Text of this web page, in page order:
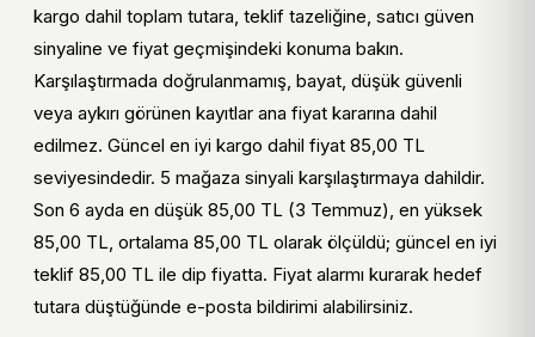
Krit
er
Cata CT-4079 7 W E14 LED Ampul için
kontrol noktası
Fiya
t
Cata CT-4079 7 W E14 LED Ampul için en
düşük teklif, kargo dahil toplam tutar ve son
güncelleme zamanı birlikte incelenir.
Ürü
Cata CT-4079 7 W E14 LED Ampul model adı,
kargo dahil toplam tutara, teklif tazeliğine, satıcı güven
sinyaline ve fiyat geçmişindeki konuma bakın.
Karşılaştırmada doğrulanmamış, bayat, düşük güvenli
veya aykırı görünen kayıtlar ana fiyat kararına dahil
edilmez. Güncel en iyi kargo dahil fiyat 85,00 TL
seviyesindedir. 5 mağaza sinyali karşılaştırmaya dahildir.
Son 6 ayda en düşük 85,00 TL (3 Temmuz), en yüksek
85,00 TL, ortalama 85,00 TL olarak ölçüldü; güncel en iyi
teklif 85,00 TL ile dip fiyatta. Fiyat alarmı kurarak hedef
tutara düştüğünde e-posta bildirimi alabilirsiniz.